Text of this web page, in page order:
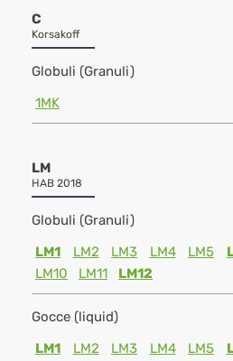
C
Korsakoff
Globuli (Granuli)
1MK
LM
HAB 2018
Globuli (Granuli)
LM1
LM2 LM3 LM4 LM5
LM10
LM11 LM12
Gocce (liquid)
LM1
LM2 LM3 LM4 LM5